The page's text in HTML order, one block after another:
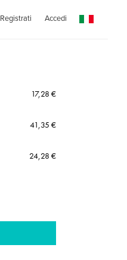
Registrati Accedi
17,28 €
41,35 €
24,28 €